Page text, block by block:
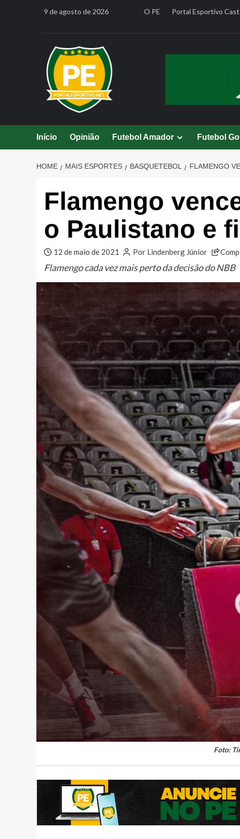
9 de agosto de 2026 O PE Portal Esportivo Cast
Início Opinião Futebol Amador Futebol
HOME MAIS ESPORTES BASQUETEBOL FLAMENGO
Flamengo
o Paulistano e
12 de maio de 2021 Por Lindenberg Júnior
Flamengo cada vez mais perto da decisão do NBB
Foto: